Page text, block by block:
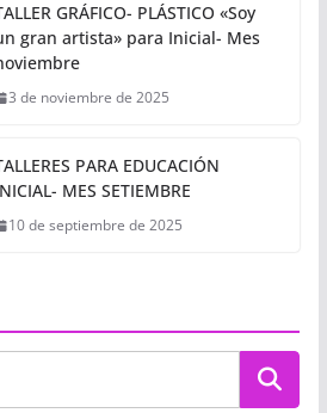
GRÁFICO- PLÁSTICO «Soy
gran artista» para Inicial- Mes
3 de noviembre de 2025
PARA EDUCACIÓN
MES SETIEMBRE
10 de septiembre de 2025